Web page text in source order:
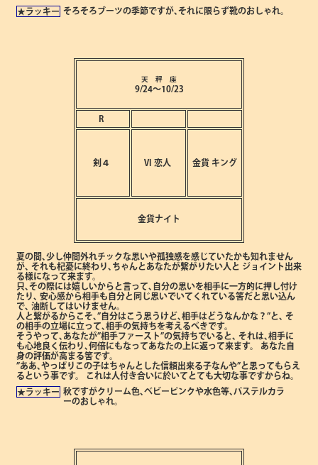
★ラッキー そろそろブーツの季節ですが､それに限らず靴のおしゃれ。
天 秤 座
9/24～10/23
R
剣４ Ⅵ 恋人 金貨 キング
金貨ナイト
夏の間､少し仲間外れチックな思いや孤独感を感じていたかも知れません
が､ それも杞憂に終わり､ちゃんとあなたが繋がりたい人と ジョイント出来
る様になって来ます。
只､その際には嬉しいからと言って､自分の思いを相手に一方的に押し付け
たり､ 安心感から相手も自分と同じ思いでいてくれている筈だと思い込ん
で､ 油断してはいけません。
人と繋がるからこそ､”自分はこう思うけど､相手はどうなんかな？”と､ そ
の相手の立場に立って､相手の気持ちを考えるべきです。
そうやって､あなたが”相手ファースト”の気持ちでいると､ それは､相手に
も心地良く伝わり､何倍にもなってあなたの上に返って来ます。
あなた自
身の評価が高まる筈です。
”ああ､やっぱりこの子はちゃんとした信頼出来る子なんや”と 思ってもらえ
るという事です。
これは人付き合いに於いてとても大切な事ですからね。
★ラッキー 秋ですがクリーム色､ベビーピンクや水色等､ パステルカラ
ーのおしゃれ。